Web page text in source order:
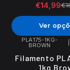
€14,99
Ver
-12%DESCONTO
Esgotado
PLA175-1KG-
BROWN
Filamento
1kg